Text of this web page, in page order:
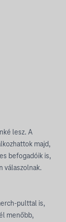
lesz. A
majd,
befogadóik is,
válaszolnak.
pulttal is,
menőbb,